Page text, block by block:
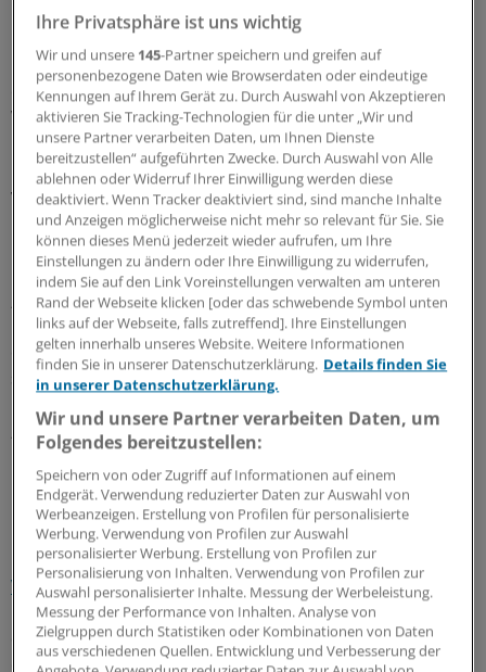
Ethische Bedenken
Doch derartige „Human Challenge Trials“ – so lautet der
englischsprachige Fachbegriff – sind unter
Wissenschaftlern umstritten. Einige betonen den großen
Nutzen, den solche Studien für eine ganze Gesellschaft
haben könnten. Andere äußern ethische Bedenken und
verweisen auf enorme gesundheitliche Risiken, die die
Infektion mit einem in vieler Hinsicht noch
unerforschten Erreger wie SARS-CoV-2 haben könnte.
„Angesichts der besonderen Umstände der Pandemie
befürworten unser Rahmenmodell und unsere Analyse,
eine Grundlage für SARS-CoV-2-Challenges zu legen“,
schreibt ein Team um Erstautorin Seema Shah von der
„Science“ (DOI: 10.1126/science.abc1076). Die Autoren
betonen aber auch, dass Risiken für Studienteilnehmer,
Personal und Dritte minimiert werden müssten.
Die Initiatoren von „1Day Sooner“verweisen auf ihrer
Homepage auf„Human Challenge Trials“ in der
Vergangenheit.So wurden etwa in den 1970er-Jahren
Probanden in den USA gezielt mit Cholera infiziert, um
die Wirksamkeit eines Impfstoff-Kandidaten zu
erproben. In verschiedenen Studien ließen sich
Ihre Privatsphäre ist uns wichtig
Wir und unsere 145-Partner speichern und greifen auf
personenbezogene Daten wie Browserdaten oder eindeutige
Kennungen auf Ihrem Gerät zu. Durch Auswahl von Akzeptieren
aktivieren Sie Tracking-Technologien für die unter „Wir und
unsere Partner verarbeiten Daten, um Ihnen Dienste
bereitzustellen“ aufgeführten Zwecke. Durch Auswahl von Alle
ablehnen oder Widerruf Ihrer Einwilligung werden diese
deaktiviert. Wenn Tracker deaktiviert sind, sind manche Inhalte
und Anzeigen möglicherweise nicht mehr so relevant für Sie. Sie
können dieses Menü jederzeit wieder aufrufen, um Ihre
Einstellungen zu ändern oder Ihre Einwilligung zu widerrufen,
indem Sie auf den Link Voreinstellungen verwalten am unteren
Rand der Webseite klicken [oder das schwebende Symbol unten
links auf der Webseite, falls zutreffend]. Ihre Einstellungen
gelten innerhalb unseres Website. Weitere Informationen
finden Sie in unserer Datenschutzerklärung. Details finden Sie
in unserer Datenschutzerklärung.
Wir und unsere Partner verarbeiten Daten, um
Folgendes bereitzustellen:
Speichern von oder Zugriff auf Informationen auf einem
Endgerät. Verwendung reduzierter Daten zur Auswahl von
Werbeanzeigen. Erstellung von Profilen für personalisierte
Werbung. Verwendung von Profilen zur Auswahl
personalisierter Werbung. Erstellung von Profilen zur
Personalisierung von Inhalten. Verwendung von Profilen zur
Auswahl personalisierter Inhalte. Messung der Werbeleistung.
Messung der Performance von Inhalten. Analyse von
Zielgruppen durch Statistiken oder Kombinationen von Daten
aus verschiedenen Quellen. Entwicklung und Verbesserung der